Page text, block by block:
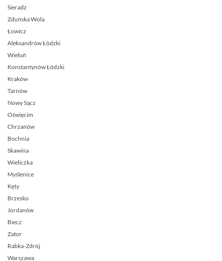
Sieradz
Zduńska Wola
Łowicz
Aleksandrów Łódzki
Wieluń
Konstantynów Łódzki
Kraków
Tarnów
Nowy Sącz
Oświęcim
Chrzanów
Bochnia
Skawina
Wieliczka
Myślenice
Kęty
Brzesko
Jordanów
Biecz
Zator
Rabka-Zdrój
Warszawa